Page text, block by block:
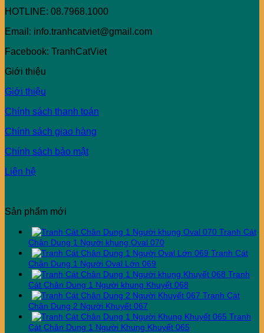
HOTLINE: 08.7968.1000
Email: info.tranhcatviet@gmail.com
Facebook: TranhCatViet
Giới thiệu
Giới thiệu
Chính sách thanh toán
Chính sách giao hàng
Chính sách bảo mật
Liên hệ
Sản phẩm mới
Tranh Cát
Chân Dung 1 Người khung Oval 070
Tranh Cát
Chân Dung 1 Người Oval Lớn 069
Tranh
Cát Chân Dung 1 Người khung Khuyết 068
Tranh Cát
Chân Dung 2 Người Khuyết 067
Tranh
Cát Chân Dung 1 Người Khung Khuyết 065